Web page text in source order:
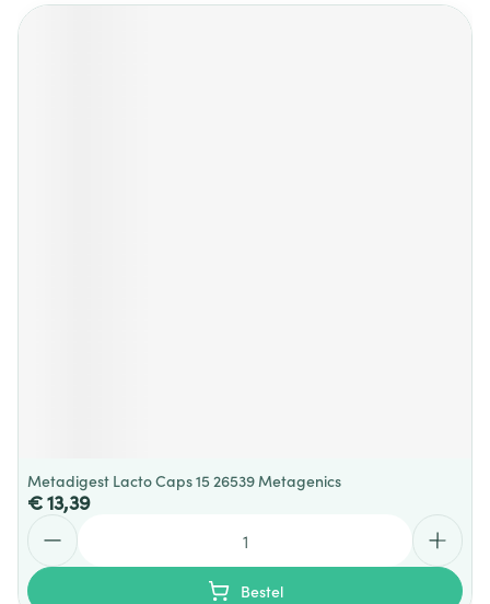
Metadigest Lacto Caps 15 26539 Metagenics
€ 13,39
Bestel